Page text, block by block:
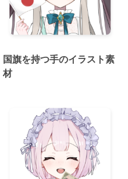
国旗を持つ手のイラスト素
材